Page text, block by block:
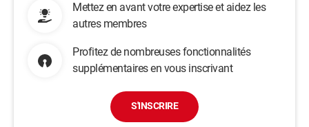
Mettez en avant votre expertise et aidez les
autres membres
Profitez de nombreuses fonctionnalités
supplémentaires en vous inscrivant
S'INSCRIRE